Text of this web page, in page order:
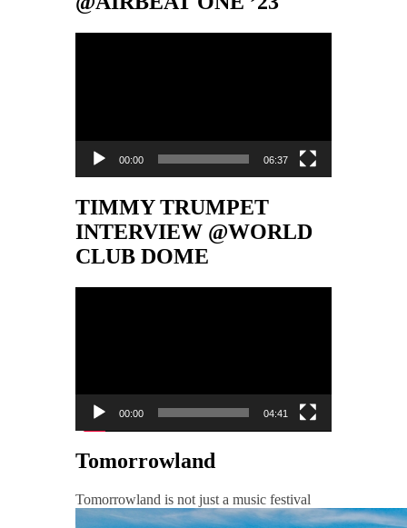
00:00 06:37
TIMMY TRUMPET
INTERVIEW @WORLD
CLUB DOME
00:00 04:41
Tomorrowland
Tomorrowland is not just a music festival